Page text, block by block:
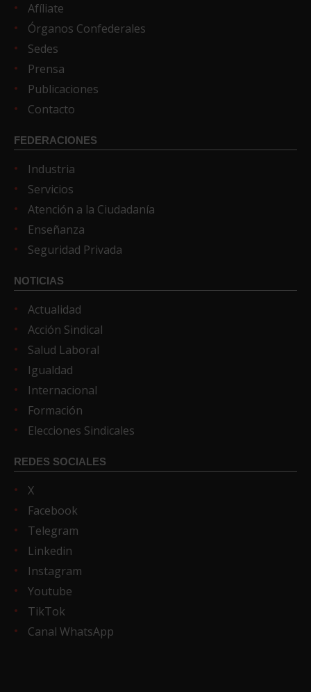
Afíliate
Órganos Confederales
Sedes
Prensa
Publicaciones
Contacto
FEDERACIONES
Industria
Servicios
Atención a la Ciudadanía
Enseñanza
Seguridad Privada
NOTICIAS
Actualidad
Acción Sindical
Salud Laboral
Igualdad
Internacional
Formación
Elecciones Sindicales
REDES SOCIALES
X
Facebook
Telegram
Linkedin
Instagram
Youtube
TikTok
Canal WhatsApp